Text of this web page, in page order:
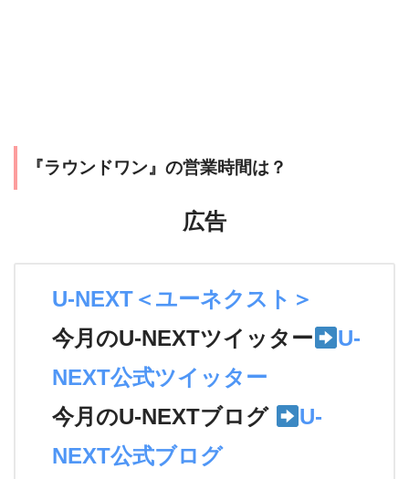
『ラウンドワン』の営業時間は？
広告
U-NEXT＜ユーネクスト＞
今月のU-NEXTツイッター
U-
NEXT公式ツイッター
今月のU-NEXTブログ
U-
NEXT公式ブログ